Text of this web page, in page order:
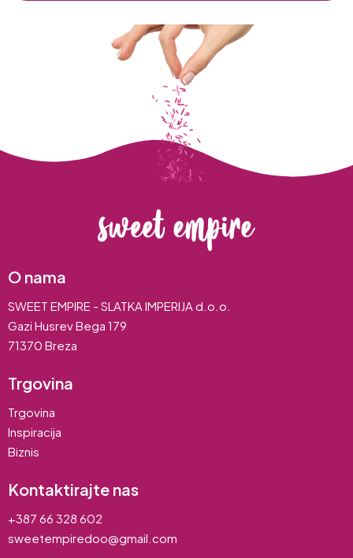
O nama
SWEET EMPIRE - SLATKA IMPERIJA d.o.o.
Gazi Husrev Bega 179
71370 Breza
Trgovina
Trgovina
Inspiracija
Biznis
Kontaktirajte nas
+387 66 328 602
sweetempiredoo@gmail.com